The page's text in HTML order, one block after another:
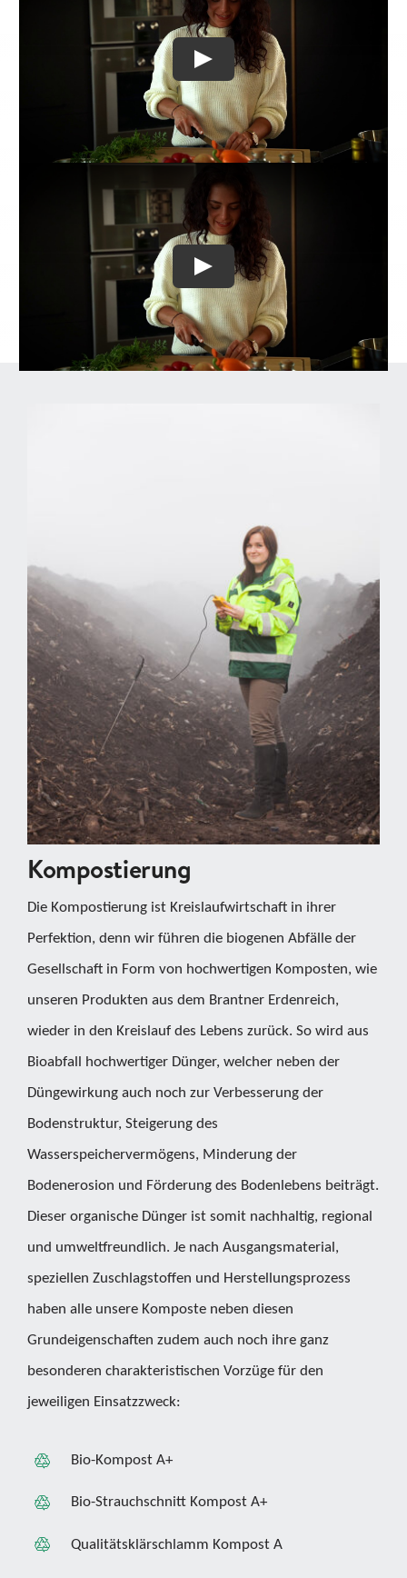
Kompostierung
Die Kompostierung ist Kreislaufwirtschaft in ihrer
Perfektion, denn wir führen die biogenen Abfälle der
Gesellschaft in Form von hochwertigen Komposten, wie
unseren Produkten aus dem Brantner Erdenreich,
wieder in den Kreislauf des Lebens zurück. So wird aus
Bioabfall hochwertiger Dünger, welcher neben der
Düngewirkung auch noch zur Verbesserung der
Bodenstruktur, Steigerung des
Wasserspeichervermögens, Minderung der
Bodenerosion und Förderung des Bodenlebens beiträgt.
Dieser organische Dünger ist somit nachhaltig, regional
und umweltfreundlich. Je nach Ausgangsmaterial,
speziellen Zuschlagstoffen und Herstellungsprozess
haben alle unsere Komposte neben diesen
Grundeigenschaften zudem auch noch ihre ganz
besonderen charakteristischen Vorzüge für den
jeweiligen Einsatzzweck:
Bio-Kompost A+
Bio-Strauchschnitt Kompost A+
Qualitätsklärschlamm Kompost A